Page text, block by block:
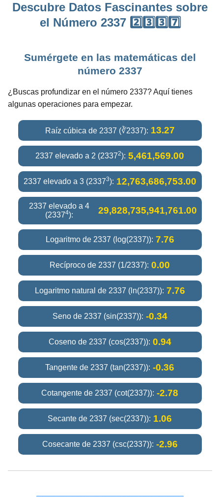
Descubre Datos Fascinantes sobre
el Número 2337 2️⃣3️⃣3️⃣7️⃣
Sumérgete en las matemáticas del
número 2337
¿Buscas profundizar en el número 2337? Aquí tienes
algunas operaciones para empezar.
Raíz cúbica de 2337 (∛2337): 13.27
2337 elevado a 2 (23372): 5,461,569.00
2337 elevado a 3 (23373): 12,763,686,753.00
2337 elevado a 4
(23374): 29,828,735,941,761.00
Logaritmo de 2337 (log(2337)): 7.76
Recíproco de 2337 (1/2337): 0.00
Logaritmo natural de 2337 (ln(2337)): 7.76
Seno de 2337 (sin(2337)): -0.34
Coseno de 2337 (cos(2337)): 0.94
Tangente de 2337 (tan(2337)): -0.36
Cotangente de 2337 (cot(2337)): -2.78
Secante de 2337 (sec(2337)): 1.06
Cosecante de 2337 (csc(2337)): -2.96